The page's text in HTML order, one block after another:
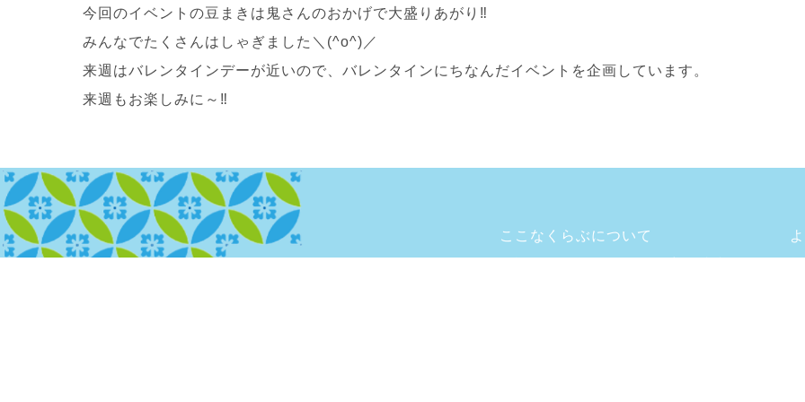
今回のイベントの豆まきは鬼さんのおかげで大盛りあがり‼
みんなでたくさんはしゃぎました＼(^o^)／
来週はバレンタインデーが近いので、バレンタインにちなんだイベントを企画しています。
来週もお楽しみに～‼
ここなくらぶについて